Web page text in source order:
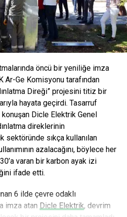
Akdeniz’in en büyük limanları.
AÇIK ERDEMİR GRUBU SANAYI
biri inşaat sektöründe
Bu yenilikçi yaklaşımla
hem de mineralli gazlı içecek
hedefliyor.
öncü bir yeniliğe imza
Ar-Ge Komisyonu tarafından
Direği” projesini titiz bir
hayata geçirdi. Tasarruf
konuşan Dicle Elektrik Genel
direklerinin
sektöründe sıkça kullanılan
azalacağını, böylece her
varan bir karbon ayak izi
ifade etti.
6 ilde çevre odaklı
imza atan Dicle Elektrik, devrim